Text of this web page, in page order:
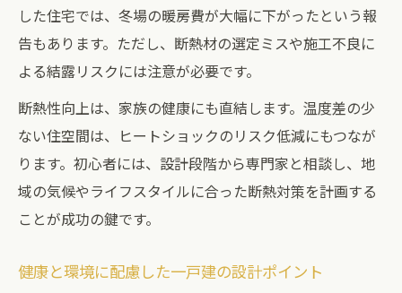
した住宅では、冬場の暖房費が大幅に下がったという報
告もあります。ただし、断熱材の選定ミスや施工不良に
よる結露リスクには注意が必要です。
断熱性向上は、家族の健康にも直結します。温度差の少
ない住空間は、ヒートショックのリスク低減にもつなが
ります。初心者には、設計段階から専門家と相談し、地
域の気候やライフスタイルに合った断熱対策を計画する
ことが成功の鍵です。
健康と環境に配慮した一戸建の設計ポイント